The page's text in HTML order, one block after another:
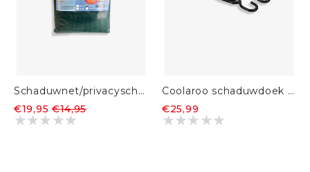
Schaduwnet/privacyscherm 90% - 1,5 x 5m
€19,95 €14,95
Coolaroo schaduwdoek spanband 25mm x 4.6 meter
€25,99